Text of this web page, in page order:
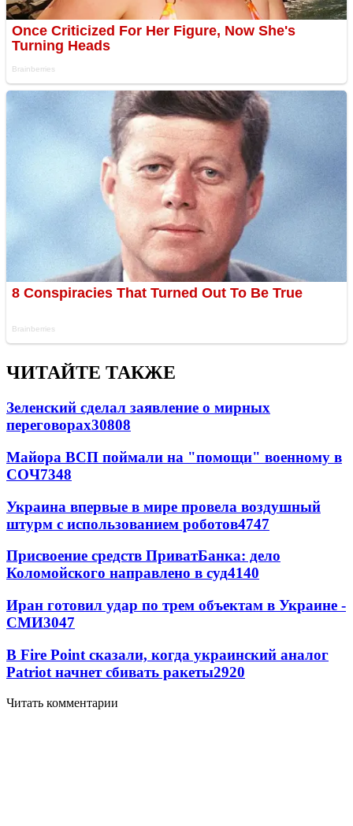
ЧИТАЙТЕ ТАКЖЕ
Зеленский сделал заявление о мирных
переговорах30808
Майора ВСП поймали на "помощи" военному в
СОЧ7348
Украина впервые в мире провела воздушный
штурм с использованием роботов4747
Присвоение средств ПриватБанка: дело
Коломойского направлено в суд4140
Иран готовил удар по трем объектам в Украине -
СМИ3047
В Fire Point сказали, когда украинский аналог
Patriot начнет сбивать ракеты2920
Читать комментарии